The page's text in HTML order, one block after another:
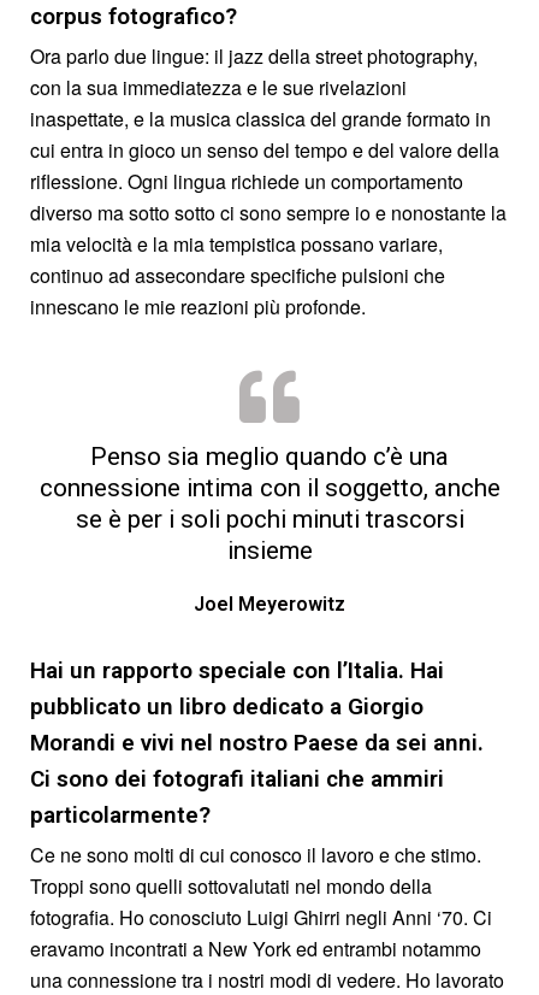
corpus fotografico?
Ora parlo due lingue: il jazz della street photography,
con la sua immediatezza e le sue rivelazioni
inaspettate, e la musica classica del grande formato in
cui entra in gioco un senso del tempo e del valore della
riflessione. Ogni lingua richiede un comportamento
diverso ma sotto sotto ci sono sempre io e nonostante la
mia velocità e la mia tempistica possano variare,
continuo ad assecondare specifiche pulsioni che
innescano le mie reazioni più profonde.
Penso sia meglio quando c’è una
connessione intima con il soggetto, anche
se è per i soli pochi minuti trascorsi
insieme
Joel Meyerowitz
Hai un rapporto speciale con l’Italia. Hai
pubblicato un libro dedicato a Giorgio
Morandi e vivi nel nostro Paese da sei anni.
Ci sono dei fotografi italiani che ammiri
particolarmente?
Ce ne sono molti di cui conosco il lavoro e che stimo.
Troppi sono quelli sottovalutati nel mondo della
fotografia. Ho conosciuto Luigi Ghirri negli Anni ‘70. Ci
eravamo incontrati a New York ed entrambi notammo
una connessione tra i nostri modi di vedere. Ho lavorato